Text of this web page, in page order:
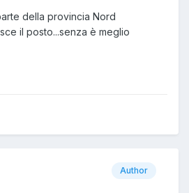
della provincia Nord
il posto...senza è meglio
Author